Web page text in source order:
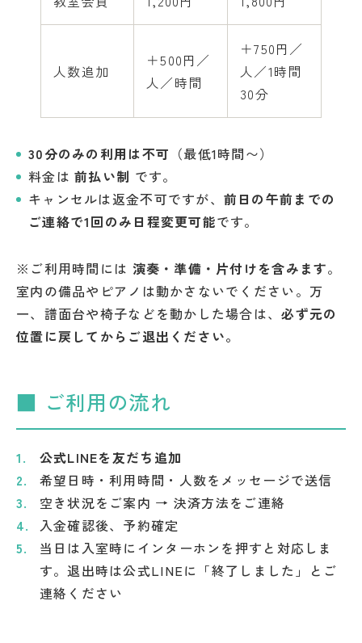
人数追加
＋500円／
人／時間
＋750円／
人／1時間
30分
30分のみの利用は不可 （最低1時間〜）
料金は前払い制 です。
キャンセルは返金不可ですが、 前日の午前までの
ご連絡で1回のみ日程変更可能です。
※ご利用時間には 演奏・準備・片付けを含みます。
室内の備品やピアノは動かさないでください。万
一、譜面台や椅子などを動かした場合は、必ず元の
位置に戻してからご退出ください。
■ ご利用の流れ
公式LINEを友だち追加
希望日時・利用時間・人数をメッセージで送信
空き状況をご案内 → 決済方法をご連絡
入金確認後、予約確定
当日は入室時にインターホンを押すと対応しま
す。退出時は公式LINEに「終了しました」とご
連絡ください